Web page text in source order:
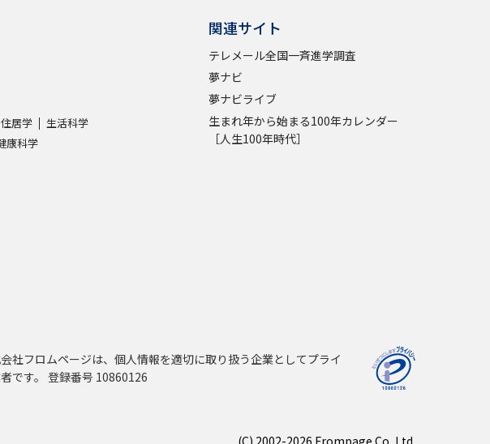
住居学 生活科学
康科学
関連サイト
テレメール全国一斉進学調査
夢ナビ
夢ナビライブ
生まれ年から始まる100年カレンダー
［人生100年時代］
社フロムページは、個人情報を適切に取り扱う企業としてプライ
です。 登録番号 10860126
(C) 2002-2026 Frompage.Co.,Ltd.